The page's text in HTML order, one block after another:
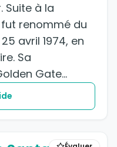
Suite à la
renommé du
avril 1974, en
Gate...